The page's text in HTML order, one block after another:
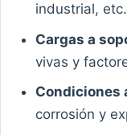
industrial, etc.
Cargas a
vivas y
Condiciones
corrosión y